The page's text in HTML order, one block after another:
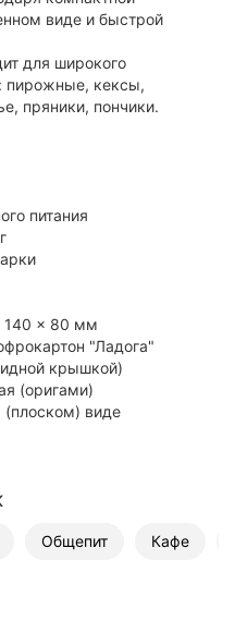
виде и быстрой
для широкого
пирожные, кексы,
пряники, пончики.
питания
140 x 80 мм
"Ладога"
крышкой)
(оригами)
(плоском) виде
Общепит Кафе